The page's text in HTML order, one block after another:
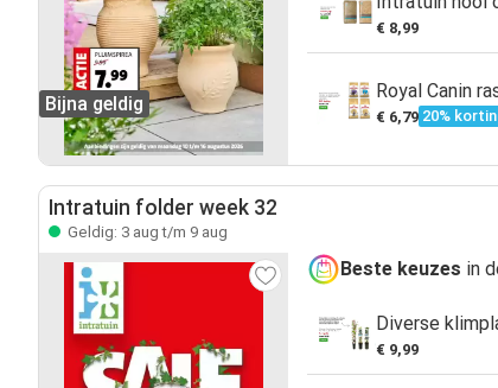
Bijna geldig
€ 8,99
Royal Canin
€ 6,79 20%
Intratuin folder week 32
Geldig: 3 aug t/m 9 aug
Beste keuzes in
Diverse
€ 9,99